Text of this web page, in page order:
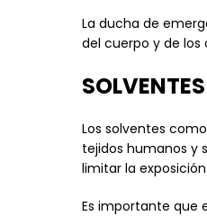
La ducha de
del cuerpo y de los
Los solventes
tejidos humanos y
limitar la
Es importante que